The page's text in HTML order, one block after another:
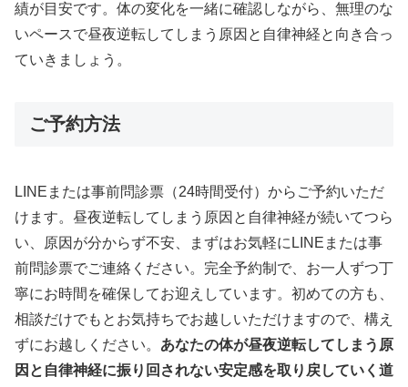
績が目安です。体の変化を一緒に確認しながら、無理のな
いペースで昼夜逆転してしまう原因と自律神経と向き合っ
ていきましょう。
ご予約方法
LINEまたは事前問診票（24時間受付）からご予約いただ
けます。昼夜逆転してしまう原因と自律神経が続いてつら
い、原因が分からず不安、まずはお気軽にLINEまたは事
前問診票でご連絡ください。完全予約制で、お一人ずつ丁
寧にお時間を確保してお迎えしています。初めての方も、
相談だけでもとお気持ちでお越しいただけますので、構え
ずにお越しください。 あなたの体が昼夜逆転してしまう原
因と自律神経に振り回されない安定感を取り戻していく道